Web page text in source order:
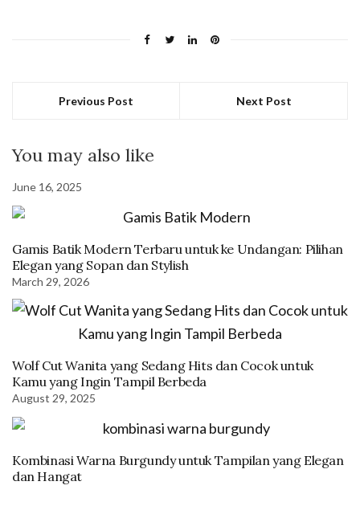
Previous Post Next Post
You may also like
June 16, 2025
Gamis Batik Modern Terbaru untuk ke Undangan: Pilihan
Elegan yang Sopan dan Stylish
March 29, 2026
Wolf Cut Wanita yang Sedang Hits dan Cocok untuk
Kamu yang Ingin Tampil Berbeda
August 29, 2025
Kombinasi Warna Burgundy untuk Tampilan yang Elegan
dan Hangat